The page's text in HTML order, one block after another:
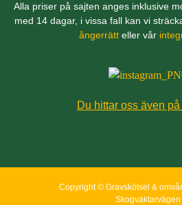
Alla priser på sajten anges inklusive
med 14 dagar, i vissa fall kan vi
ångerrätt eller vår
Du hittar oss även
Copyright © Gravskötsel &
Skogvaktarvägen